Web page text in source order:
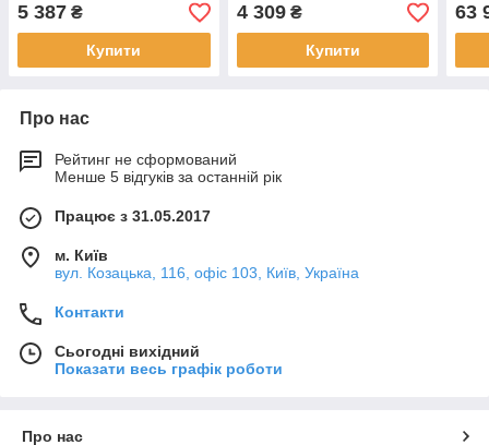
5 387 ₴
Купити
4 309₴
Купити
63
Про нас
Рейтинг не сформований
Менше 5 відгуків за останній рік
Працює з 31.05.2017
м. Київ
вул. Козацька, 116, офіс 103, Київ, Україна
Контакти
Сьогодні вихідний
Показати весь графік роботи
Про нас